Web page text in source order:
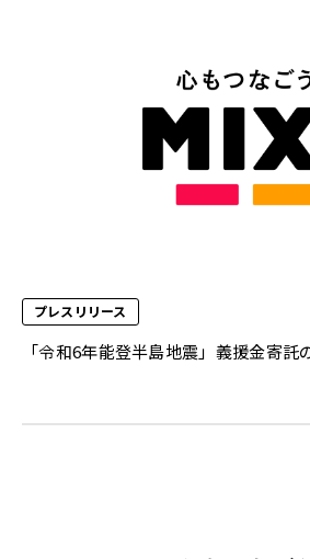
プレスリリース
「令和6年能登半島地震」義援金寄託